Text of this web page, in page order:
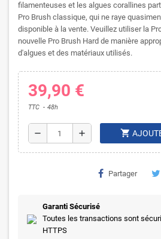
filamenteuses et les algues corallines
Pro Brush classique, qui ne raye
disponible à la vente. Veuillez utiliser la
nouvelle Pro Brush Hard de manière
d'algues et des matériaux utilisés.
39,90 €
TTC 48h
remove add shopping_cart
Partager
Garanti Sécurisé
Toutes les transactions sont
HTTPS